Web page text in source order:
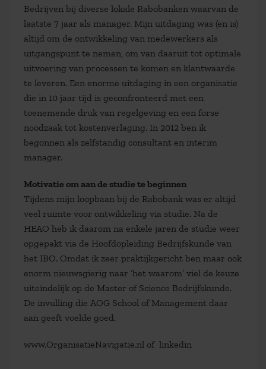
Bedrijven bij diverse lokale Rabobanken waarvan de
laatste 7 jaar als manager. Mijn uitdaging was (en is)
altijd om de ontwikkeling van medewerkers als
uitgangspunt te nemen, om van daaruit tot optimale
uitvoering van processen te komen en klantwaarde
te leveren. Een enorme uitdaging in een organisatie
die in 10 jaar tijd is geconfronteerd met een
toenemende druk van regelgeving en een forse
noodzaak tot kostenverlaging. In 2012 ben ik
begonnen als zelfstandig consultant en interim
manager.
Motivatie om aan de studie te beginnen
Tijdens mijn loopbaan bij de Rabobank was er altijd
veel ruimte voor ontwikkeling via studie. Na de
HEAO heb ik daarom na enkele jaren de studie weer
opgepakt via de Hoofdopleiding Bedrijfskunde van
het IBO. Omdat ik zeer praktijkgericht ben maar ook
enorm nieuwsgierig naar ‘het waarom’ viel de keuze
uiteindelijk op de Master of Science Bedrijfskunde.
De invulling die AOG School of Management daar
aan geeft voelde goed.
www.OrganisatieNavigatie.nl of linkedin